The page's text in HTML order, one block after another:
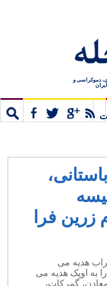
دموکراسی و
فرا
هدیه می
به اوپک هدیه می
گمرکات،